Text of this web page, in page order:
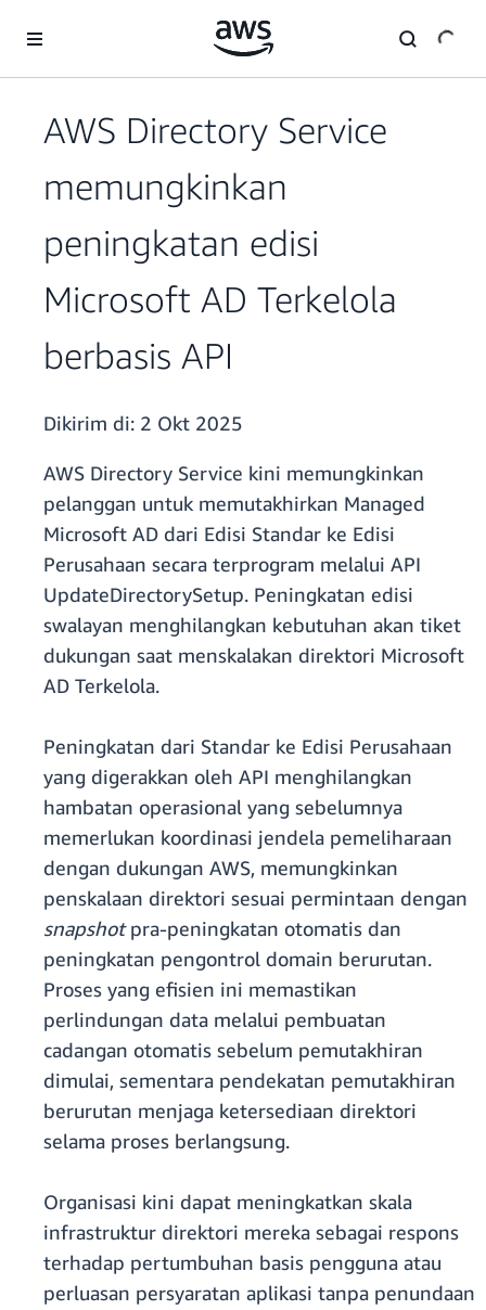
AWS Directory Service
memungkinkan
peningkatan edisi
Microsoft AD Terkelola
berbasis API
Dikirim di: 2 Okt 2025
AWS Directory Service kini memungkinkan
pelanggan untuk memutakhirkan Managed
Microsoft AD dari Edisi Standar ke Edisi
Perusahaan secara terprogram melalui API
UpdateDirectorySetup. Peningkatan edisi
swalayan menghilangkan kebutuhan akan tiket
dukungan saat menskalakan direktori Microsoft
AD Terkelola.
Peningkatan dari Standar ke Edisi Perusahaan
yang digerakkan oleh API menghilangkan
hambatan operasional yang sebelumnya
memerlukan koordinasi jendela pemeliharaan
dengan dukungan AWS, memungkinkan
penskalaan direktori sesuai permintaan dengan
snapshotpra-peningkatan otomatis dan
peningkatan pengontrol domain berurutan.
Proses yang efisien ini memastikan
perlindungan data melalui pembuatan
cadangan otomatis sebelum pemutakhiran
dimulai, sementara pendekatan pemutakhiran
berurutan menjaga ketersediaan direktori
selama proses berlangsung.
Organisasi kini dapat meningkatkan skala
infrastruktur direktori mereka sebagai respons
terhadap pertumbuhan basis pengguna atau
perluasan persyaratan aplikasi tanpa penundaan